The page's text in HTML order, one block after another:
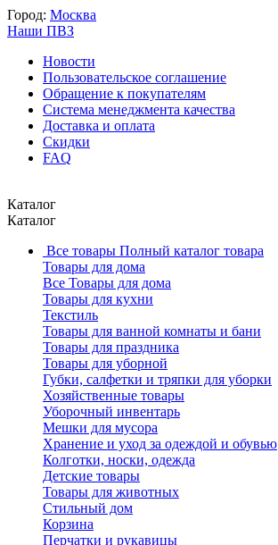
Город: Москва
Наши ПВЗ
Новости
Пользовательское соглашение
Обращение к покупателям
Система менеджмента качества
Доставка и оплата
Скидки
FAQ
Каталог
Каталог
Все товары Полный каталог товара
Товары для дома
Все Товары для дома
Товары для кухни
Текстиль
Товары для ванной комнаты и бани
Товары для праздника
Товары для уборной
Губки, салфетки и тряпки для уборки
Хозяйственные товары
Уборочный инвентарь
Мешки для мусора
Хранение и уход за одеждой и обувью
Колготки, носки, одежда
Детские товары
Товары для животных
Стильный дом
Корзина
Перчатки и рукавицы